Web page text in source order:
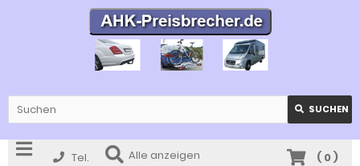
SUCHEN
Tel. Alle anzeigen ( 0)